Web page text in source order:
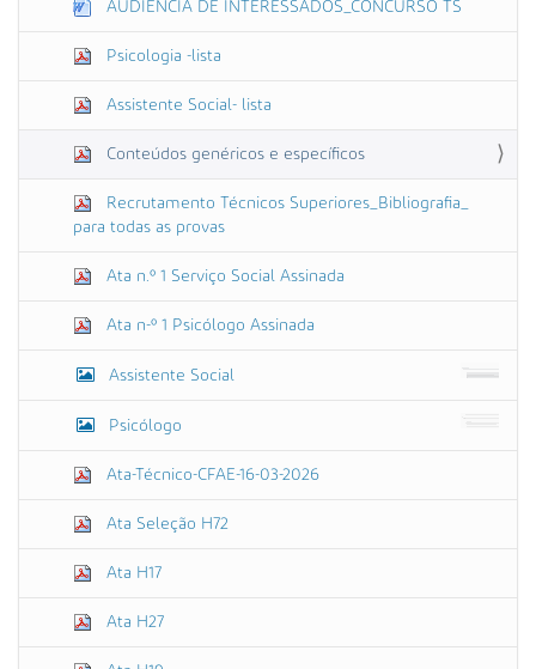
AUDIÊNCIA DE INTERESSADOS_CONCURSO TS
Psicologia -lista
Assistente Social- lista
Conteúdos genéricos e específicos
Recrutamento Técnicos Superiores_Bibliografia_
para todas as provas
Ata n.º 1 Serviço Social Assinada
Ata n-º 1 Psicólogo Assinada
Assistente Social
Psicólogo
Ata-Técnico-CFAE-16-03-2026
Ata Seleção H72
Ata H17
Ata H27